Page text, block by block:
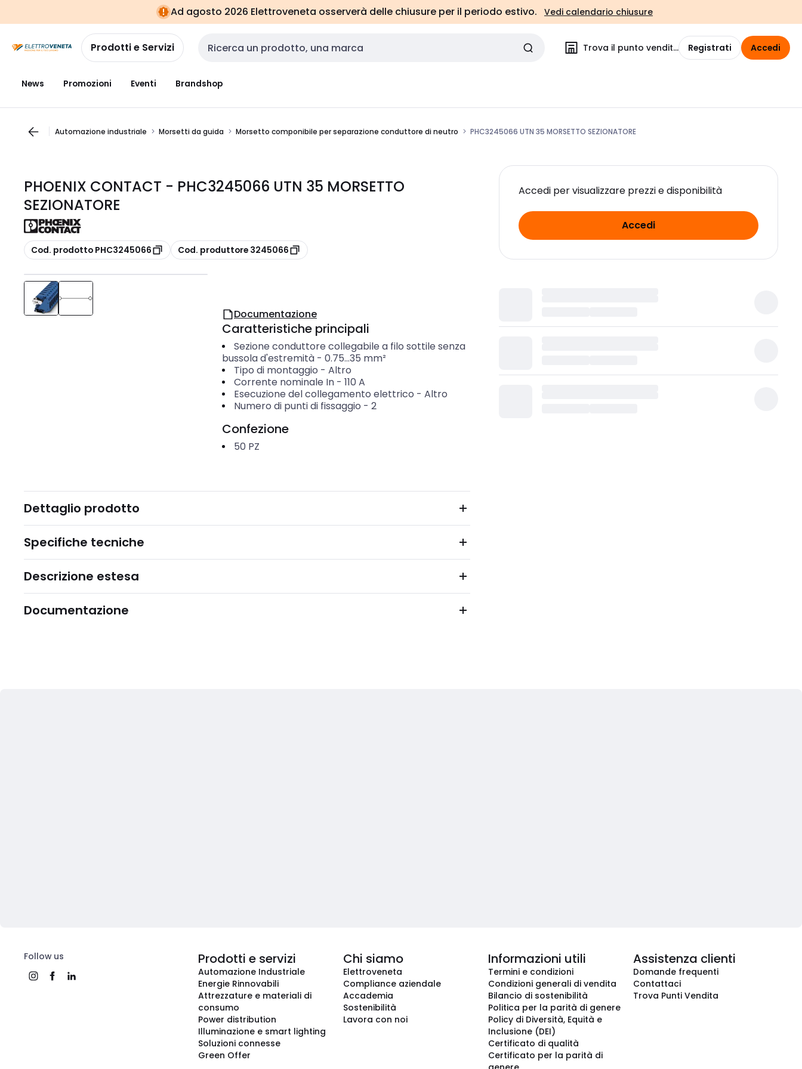
navigazionealla
pagina
Ad agosto 2026 Elettroveneta osserverà delle chiusure per il periodo estivo. Vedi calendario chiusure
Prodotti e Servizi Cerca input Trova il punto vendita Registrati Accedi
News Promozioni Eventi Brandshop
Automazione industriale Morsetti da guida Morsetto componibile per separazione conduttore di neutro PHC3245066 UTN 35 MORSETTO SEZIONATORE
PHOENIX CONTACT - PHC3245066 UTN 35 MORSETTO
SEZIONATORE
copia
Cod. prodotto PHC3245066 copia
Cod. produttore 3245066
Accedi per visualizzare prezzi e disponibilità
Accedi
Documentazione
Caratteristiche principali
Sezione conduttore collegabile a filo sottile senza
bussola d'estremità - 0.75...35 mm²
Tipo di montaggio - Altro
Corrente nominale In- 110 A
Esecuzione del collegamento elettrico - Altro
Numero di punti di fissaggio - 2
Confezione
50 PZ
Dettaglio prodotto
Specifiche tecniche
Descrizione estesa
Documentazione
Follow us Prodotti e servizi
Automazione Industriale
Energie Rinnovabili
Attrezzature e materiali di
consumo
Power distribution
Illuminazione e smart lighting
Soluzioni connesse
Green Offer
Chi siamo
Elettroveneta
Compliance aziendale
Accademia
Sostenibilità
Lavora con noi
Informazioni utili
Termini e condizioni
Condizioni generali di vendita
Bilancio di sostenibilità
Politica per la parità di genere
Policy di Diversità, Equità e
Inclusione (DEI)
Certificato di qualità
Certificato per la parità di
Assistenza clienti
Domande frequenti
Contattaci
Trova Punti Vendita